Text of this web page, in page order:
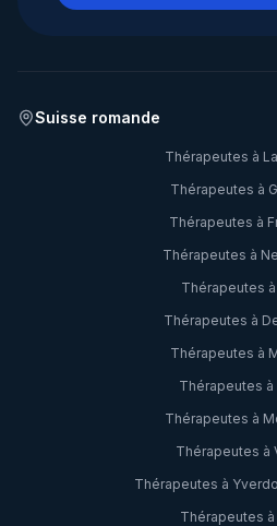
Suisse romande
Thérapeutes à
Thérapeutes à
Thérapeutes à
Thérapeutes à
Thérapeutes à
Thérapeutes à
Thérapeutes à
Thérapeutes à
Thérapeutes à
Thérapeutes à
Thérapeutes à
Thérapeutes à